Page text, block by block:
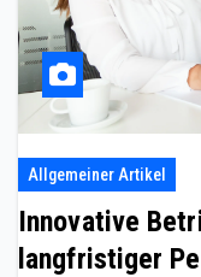
Allgemeiner Artikel
Innovative
langfristiger